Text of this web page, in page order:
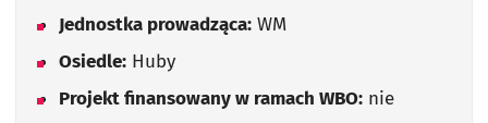
Jednostka prowadząca: WM
Osiedle: Huby
Projekt finansowany w ramach WBO: nie